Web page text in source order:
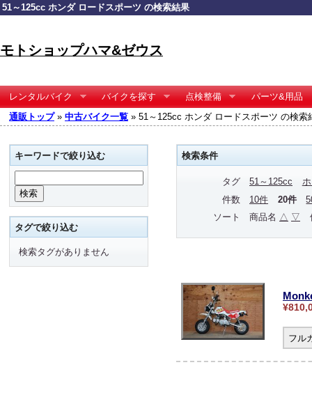
51～125cc ホンダ ロードスポーツ の検索結果
モトショップハマ&ゼウス
レンタルバイク バイクを探す 点検整備
パーツ&用品
通販トップ» 中古バイク一覧 » 51～125cc ホンダ ロードスポーツ の検索
検索条件
タグ 51～125cc
件数
10件 20件
ソート
商品名 △ ▽
フル
キーワードで絞り込む
タグで絞り込む
検索タグがありません